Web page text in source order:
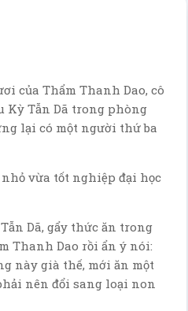
của Thẩm Thanh Dao, cô
Tẫn Dã trong phòng
lại có một người thứ ba
vừa tốt nghiệp đại học
Dã, gẩy thức ăn trong
Thanh Dao rồi ẩn ý nói:
này già thế, mới ăn một
nên đổi sang loại non